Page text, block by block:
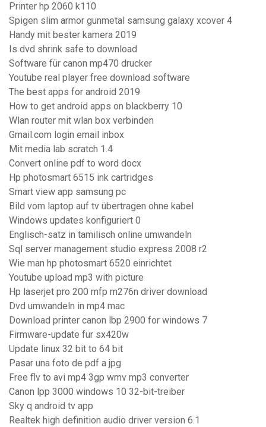
Printer hp 2060 k110
Spigen slim armor gunmetal samsung galaxy xcover 4
Handy mit bester kamera 2019
Is dvd shrink safe to download
Software für canon mp470 drucker
Youtube real player free download software
The best apps for android 2019
How to get android apps on blackberry 10
Wlan router mit wlan box verbinden
Gmail.com login email inbox
Mit media lab scratch 1.4
Convert online pdf to word docx
Hp photosmart 6515 ink cartridges
Smart view app samsung pc
Bild vom laptop auf tv übertragen ohne kabel
Windows updates konfiguriert 0
Englisch-satz in tamilisch online umwandeln
Sql server management studio express 2008 r2
Wie man hp photosmart 6520 einrichtet
Youtube upload mp3 with picture
Hp laserjet pro 200 mfp m276n driver download
Dvd umwandeln in mp4 mac
Download printer canon lbp 2900 for windows 7
Firmware-update für sx420w
Update linux 32 bit to 64 bit
Pasar una foto de pdf a jpg
Free flv to avi mp4 3gp wmv mp3 converter
Canon lpp 3000 windows 10 32-bit-treiber
Sky q android tv app
Realtek high definition audio driver version 6.1